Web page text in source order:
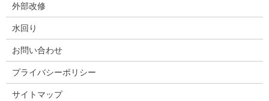
外部改修
水回り
お問い合わせ
プライバシーポリシー
サイトマップ